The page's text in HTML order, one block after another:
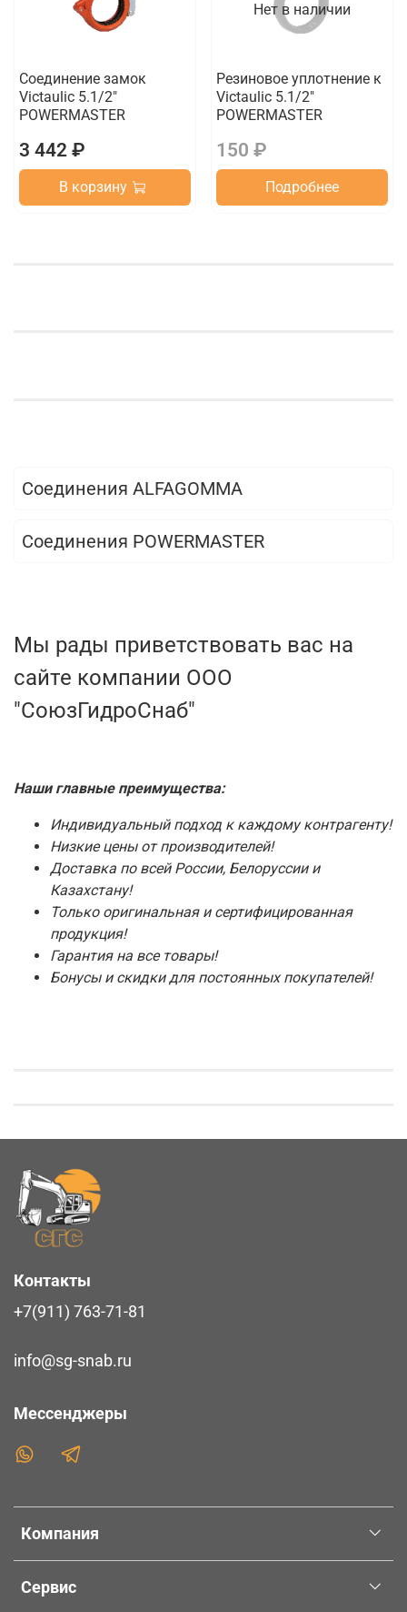
Соединение замок
Victaulic 5.1/2"
POWERMASTER
3 442 ₽
В корзину
Нет в наличии
Резиновое уплотнение к
Victaulic 5.1/2"
POWERMASTER
150 ₽
Подробнее
Соединения ALFAGOMMA
Соединения POWERMASTER
Мы рады приветствовать вас на
сайте компании ООО
"СоюзГидроСнаб"
Наши главные преимущества:
Индивидуальный подход к каждому контрагенту!
Низкие цены от производителей!
Доставка по всей России, Белоруссии и
Казахстану!
Только оригинальная и сертифицированная
продукция!
Гарантия на все товары!
Бонусы и скидки для постоянных покупателей!
Компания
Сервис
Контакты
+7(911) 763-71-81
info@sg-snab.ru
Мессенджеры